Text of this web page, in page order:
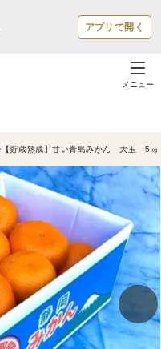
アプリで開く
メニュー
【貯蔵熟成】甘い青島みかん 大玉 5